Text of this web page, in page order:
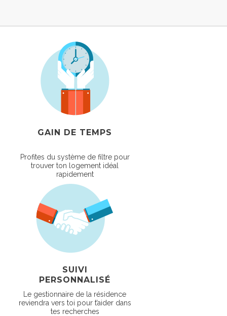
GAIN DE TEMPS
Profites du système de filtre pour
trouver ton logement idéal
rapidement
SUIVI
PERSONNALISÉ
Le gestionnaire de la résidence
reviendra vers toi pour t’aider dans
tes recherches